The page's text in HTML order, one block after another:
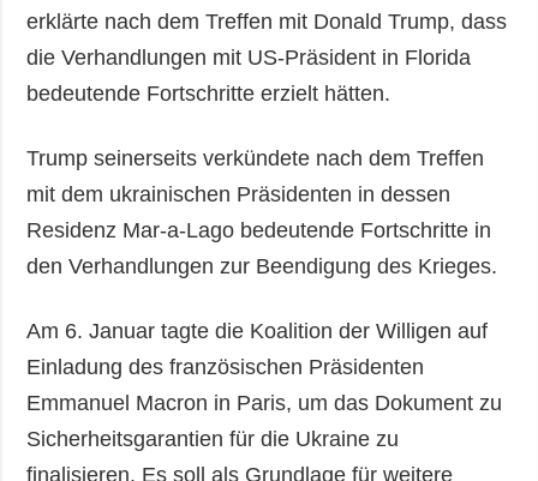
erklärte nach dem Treffen mit Donald Trump, dass
die Verhandlungen mit US-Präsident in Florida
bedeutende Fortschritte erzielt hätten.
Trump seinerseits verkündete nach dem Treffen
mit dem ukrainischen Präsidenten in dessen
Residenz Mar-a-Lago bedeutende Fortschritte in
den Verhandlungen zur Beendigung des Krieges.
Am 6. Januar tagte die Koalition der Willigen auf
Einladung des französischen Präsidenten
Emmanuel Macron in Paris, um das Dokument zu
Sicherheitsgarantien für die Ukraine zu
finalisieren. Es soll als Grundlage für weitere